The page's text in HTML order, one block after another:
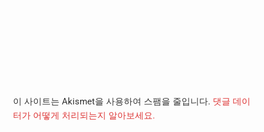
이 사이트는 Akismet을 사용하여 스팸을 줄입니다. 댓글 데이
터가 어떻게 처리되는지 알아보세요.